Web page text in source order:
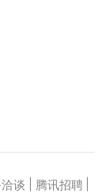
谈 腾讯招聘